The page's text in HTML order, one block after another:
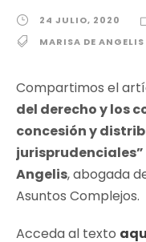
24 JULIO, 2020
MARISA DE ANGELIS
Compartimos el
del derecho y los
concesión y
jurisprudenciales”
Angelis, abogada
Asuntos Complejos.
Acceda al texto